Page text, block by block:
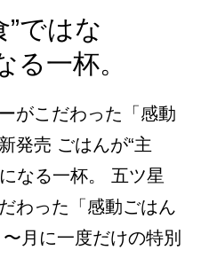
”ではな
る一杯。
がこだわった「感動
発売 ごはんが“主
なる一杯。 五ツ星
わった「感動ごはん
月に一度だけの特別